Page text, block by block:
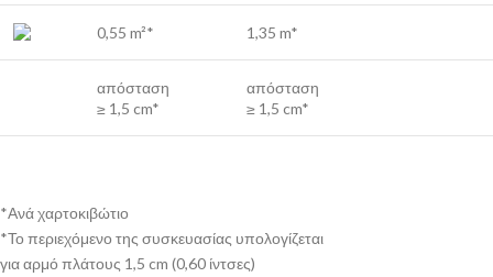
0,55 m²* 1,35 m*
απόσταση
≥ 1,5 cm*
απόσταση
≥ 1,5 cm*
*Ανά χαρτοκιβώτιο
*Το περιεχόμενο της συσκευασίας υπολογίζεται
για αρμό πλάτους 1,5 cm (0,60 ίντσες)